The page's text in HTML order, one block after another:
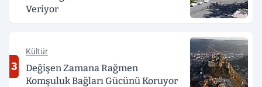
Veriyor
3
Kültür
Değişen Zamana Rağmen
Komşuluk Bağları Gücünü Koruyor